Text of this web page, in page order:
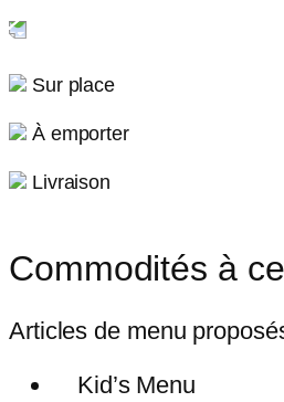
Sur place
À emporter
Livraison
Commodités à
Articles de menu
Kid’s Menu